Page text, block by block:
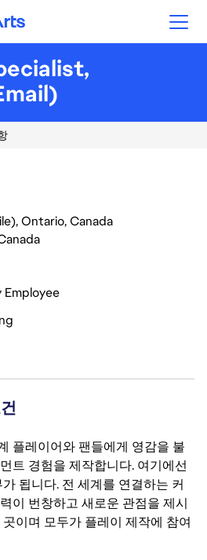
Arts
Ontario, Canada
Employee
플레이어와 팬들에게 영감을 불
트 경험을 제작합니다. 여기에선
됩니다. 전 세계를 연결하는 커
이 번창하고 새로운 관점을 제시
이며 모두가 플레이 제작에 참여